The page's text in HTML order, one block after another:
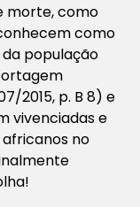
morte, como
como
da população
2015, p. B 8) e
vivenciadas e
no